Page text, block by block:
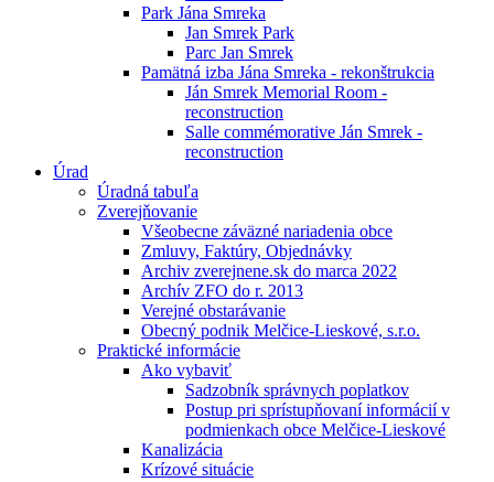
Park Jána Smreka
Jan Smrek Park
Parc Jan Smrek
Pamätná izba Jána Smreka - rekonštrukcia
Ján Smrek Memorial Room -
reconstruction
Salle commémorative Ján Smrek -
reconstruction
Úrad
Úradná tabuľa
Zverejňovanie
Všeobecne záväzné nariadenia obce
Zmluvy, Faktúry, Objednávky
Archiv zverejnene.sk do marca 2022
Archív ZFO do r. 2013
Verejné obstarávanie
Obecný podnik Melčice-Lieskové, s.r.o.
Praktické informácie
Ako vybaviť
Sadzobník správnych poplatkov
Postup pri sprístupňovaní informácií v
podmienkach obce Melčice-Lieskové
Kanalizácia
Krízové situácie